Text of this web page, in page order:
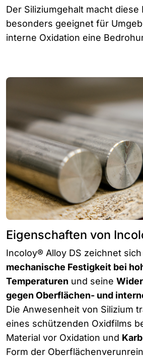
Der Siliziumgehalt macht diese
besonders geeignet für
interne Oxidation eine
Eigenschaften von
Incoloy® Alloy DS zeichnet
mechanische Festigkeit bei
Temperaturen und seine
gegen Oberflächen- und
Die Anwesenheit von Silizium
eines schützenden Oxidfilms
Material vor Oxidation und
Form der